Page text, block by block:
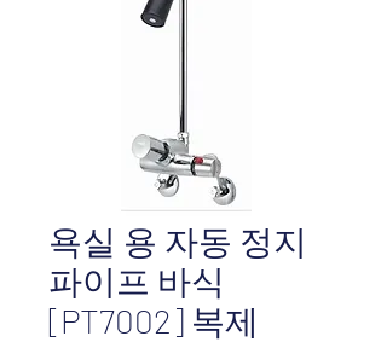
욕실 용 자동 정지
파이프 바식
[PT7002] 복제